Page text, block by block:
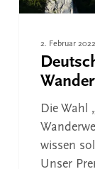
2. Februar 2022
Die Wahl
wissen
Unser